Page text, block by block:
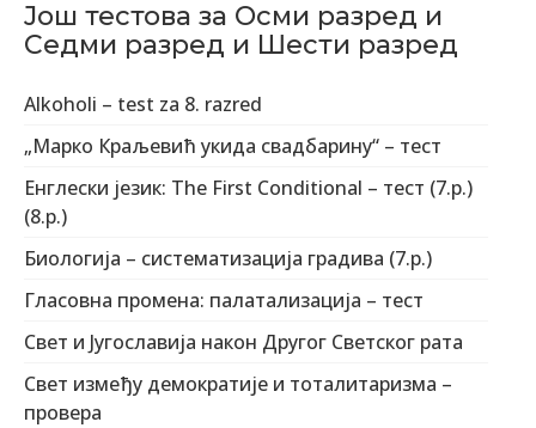
Још тестова за Осми разред и
Седми разред и Шести разред
Alkoholi – test za 8. razred
„Марко Краљевић укида свадбарину“ – тест
Енглески језик: The First Conditional – тест (7.р.)
(8.р.)
Биологија – систематизација градива (7.р.)
Гласовна промена: палатализација – тест
Свет и Југославија након Другог Светског рата
Свет између демократије и тоталитаризма –
провера